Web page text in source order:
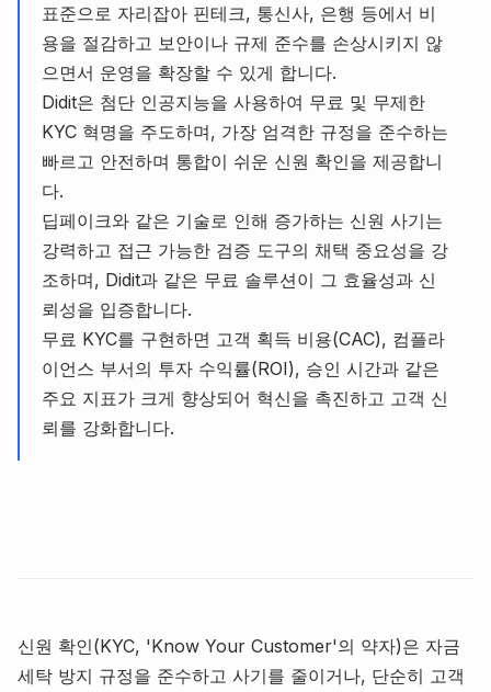
표준으로 자리잡아 핀테크, 통신사, 은행 등에서 비
용을 절감하고 보안이나 규제 준수를 손상시키지 않
으면서 운영을 확장할 수 있게 합니다.
Didit은 첨단 인공지능을 사용하여 무료 및 무제한
KYC 혁명을 주도하며, 가장 엄격한 규정을 준수하는
빠르고 안전하며 통합이 쉬운 신원 확인을 제공합니
다.
딥페이크와 같은 기술로 인해 증가하는 신원 사기는
강력하고 접근 가능한 검증 도구의 채택 중요성을 강
조하며, Didit과 같은 무료 솔루션이 그 효율성과 신
뢰성을 입증합니다.
무료 KYC를 구현하면 고객 획득 비용(CAC), 컴플라
이언스 부서의 투자 수익률(ROI), 승인 시간과 같은
주요 지표가 크게 향상되어 혁신을 촉진하고 고객 신
뢰를 강화합니다.
신원 확인(KYC, 'Know Your Customer'의 약자)은 자금
세탁 방지 규정을 준수하고 사기를 줄이거나, 단순히 고객